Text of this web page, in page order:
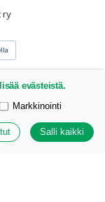
ry
evästeistä.
Markkinointi
Salli kaikki